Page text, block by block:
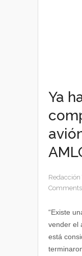
Ya
Redacción
Comments
“Existe
vender el
está